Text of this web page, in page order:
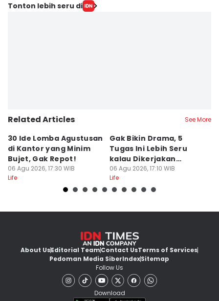
Tonton lebih seru di
Related Articles See More
30 Ide Lomba Agustusan
di Kantor yang Minim
Bujet, Gak Repot!
06 Agu 2026, 17:30 WIB
Life
Gak Bikin Drama, 5
Tugas Ini Lebih Seru
kalau Dikerjakan
Bersama
06 Agu 2026, 17:10 WIB
Life
About UsEditorial TeamContact UsTerms of Services
Pedoman Media SiberIndexSitemap
Follow Us
Download